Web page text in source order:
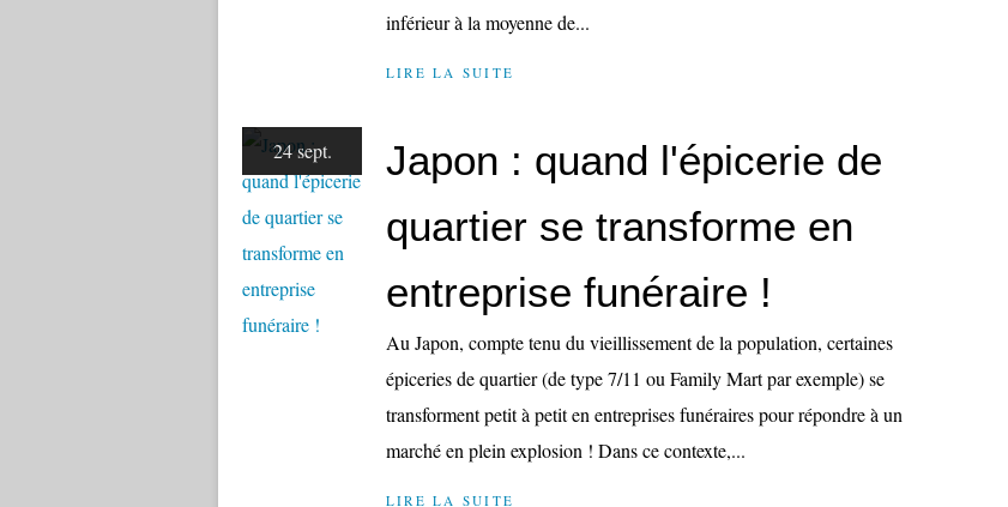
inférieur à la moyenne de...
LIRE LA SUITE
24 sept.
Japon : quand l'épicerie de
quartier se transforme en
entreprise funéraire !
Au Japon, compte tenu du vieillissement de la population, certaines
épiceries de quartier (de type 7/11 ou Family Mart par exemple) se
transforment petit à petit en entreprises funéraires pour répondre à un
marché en plein explosion ! Dans ce contexte,...
LIRE LA SUITE